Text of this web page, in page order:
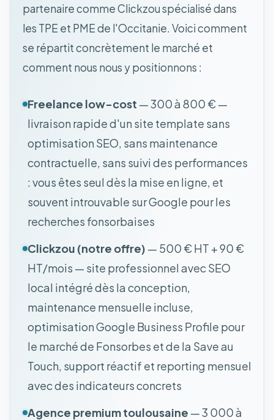
partenaire comme Clickzou spécialisé dans
les TPE et PME de l'Occitanie. Voici comment
se répartit concrètement le marché et
comment nous nous y positionnons :
Freelance low-cost — 300 à 800 € —
livraison rapide d'un site template sans
optimisation SEO, sans maintenance
contractuelle, sans suivi des performances
: vous êtes seul dès la mise en ligne, et
souvent introuvable sur Google pour les
recherches fonsorbaises
Clickzou (notre offre) — 500 € HT + 90 €
HT/mois — site professionnel avec SEO
local intégré dès la conception,
maintenance mensuelle incluse,
optimisation Google Business Profile pour
le marché de Fonsorbes et de la Save au
Touch, support réactif et reporting mensuel
avec des indicateurs concrets
Agence premium toulousaine — 3 000 à